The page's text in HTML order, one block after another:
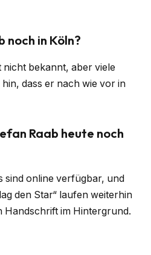
noch in Köln?
nicht bekannt, aber viele
dass er nach wie vor in
Raab heute noch
sind online verfügbar, und
den Star“ laufen weiterhin
Handschrift im Hintergrund.